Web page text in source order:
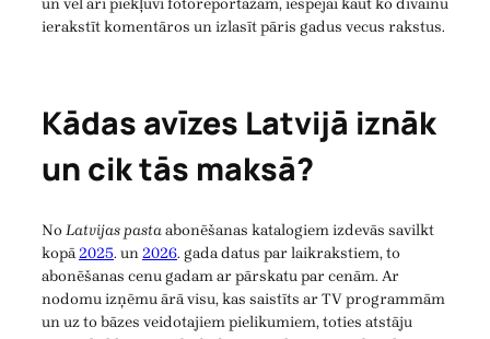
un vēl arī piekļuvi fotoreportāžām, iespējai kaut ko dīvainu
ierakstīt komentāros un izlasīt pāris gadus vecus rakstus.
Kādas avīzes Latvijā iznāk
un cik tās maksā?
NoLatvijas pastaabonēšanas katalogiem izdevās savilkt
kopā2025. un2026. gada datus par laikrakstiem, to
abonēšanas cenu gadam ar pārskatu par cenām. Ar
nodomu izņēmu ārā visu, kas saistīts ar TV programmām
un uz to bāzes veidotajiem pielikumiem, toties atstāju